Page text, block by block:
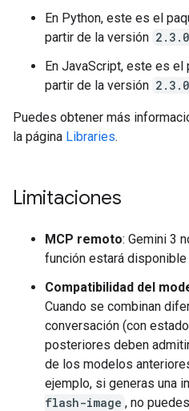
En Python, este es el
partir de la versión 2.3.0
En JavaScript, este es el
partir de la versión 2.3.0
Puedes obtener más
la página Libraries.
Limitaciones
MCP remoto: Gemini 3
función estará disponible
Compatibilidad del
Cuando se combinan
conversación (con
posteriores deben
de los modelos
ejemplo, si generas una
flash-image , no